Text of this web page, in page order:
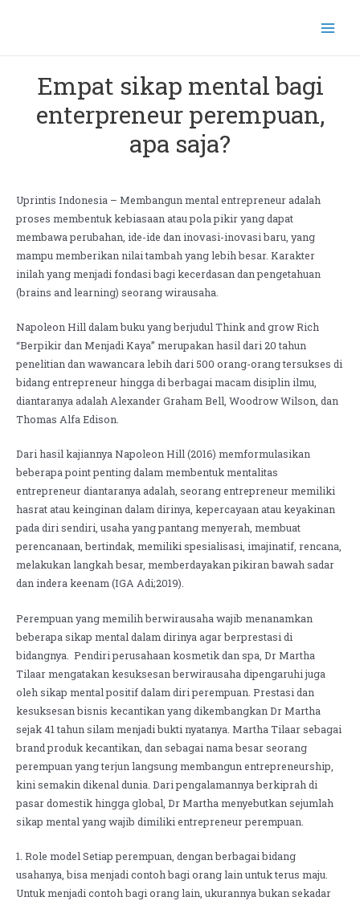
Empat sikap mental bagi
enterpreneur perempuan,
apa saja?
Uprintis Indonesia – Membangun mental entrepreneur adalah
proses membentuk kebiasaan atau pola pikir yang dapat
membawa perubahan, ide-ide dan inovasi-inovasi baru, yang
mampu memberikan nilai tambah yang lebih besar. Karakter
inilah yang menjadi fondasi bagi kecerdasan dan pengetahuan
(brains and learning) seorang wirausaha.
Napoleon Hill dalam buku yang berjudul Think and grow Rich
“Berpikir dan Menjadi Kaya” merupakan hasil dari 20 tahun
penelitian dan wawancara lebih dari 500 orang-orang tersukses di
bidang entrepreneur hingga di berbagai macam disiplin ilmu,
diantaranya adalah Alexander Graham Bell, Woodrow Wilson, dan
Thomas Alfa Edison.
Dari hasil kajiannya Napoleon Hill (2016) memformulasikan
beberapa point penting dalam membentuk mentalitas
entrepreneur diantaranya adalah, seorang entrepreneur memiliki
hasrat atau keinginan dalam dirinya, kepercayaan atau keyakinan
pada diri sendiri, usaha yang pantang menyerah, membuat
perencanaan, bertindak, memiliki spesialisasi, imajinatif, rencana,
melakukan langkah besar, memberdayakan pikiran bawah sadar
dan indera keenam (IGA Adi;2019).
Perempuan yang memilih berwirausaha wajib menanamkan
beberapa sikap mental dalam dirinya agar berprestasi di
bidangnya. Pendiri perusahaan kosmetik dan spa, Dr Martha
Tilaar mengatakan kesuksesan berwirausaha dipengaruhi juga
oleh sikap mental positif dalam diri perempuan. Prestasi dan
kesuksesan bisnis kecantikan yang dikembangkan Dr Martha
sejak 41 tahun silam menjadi bukti nyatanya. Martha Tilaar sebagai
brand produk kecantikan, dan sebagai nama besar seorang
perempuan yang terjun langsung membangun entrepreneurship,
kini semakin dikenal dunia. Dari pengalamannya berkiprah di
pasar domestik hingga global, Dr Martha menyebutkan sejumlah
sikap mental yang wajib dimiliki entrepreneur perempuan.
1. Role model Setiap perempuan, dengan berbagai bidang
usahanya, bisa menjadi contoh bagi orang lain untuk terus maju.
Untuk menjadi contoh bagi orang lain, ukurannya bukan sekadar